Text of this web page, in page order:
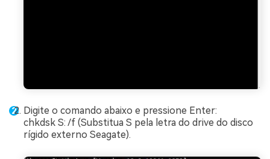
Digite o comando abaixo e pressione Enter:
chkdsk S: /f (Substitua S pela letra do drive do disco
rígido externo Seagate).